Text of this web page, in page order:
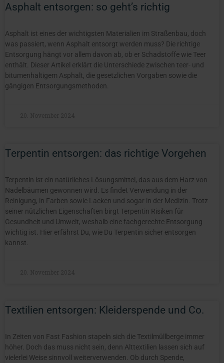
Asphalt entsorgen: so geht’s richtig
Asphalt ist eines der wichtigsten Materialien im Straßenbau, doch
was passiert, wenn Asphalt entsorgt werden muss? Die richtige
Entsorgung hängt vor allem davon ab, ob er Schadstoffe wie Teer
enthält. Dieser Artikel erklärt die Unterschiede zwischen teer- und
bitumenhaltigem Asphalt, die gesetzlichen Vorgaben sowie die
gängigen Entsorgungsmethoden.
Terpentin entsorgen: das richtige Vorgehen
Terpentin ist ein natürliches Lösungsmittel, das aus dem Harz von
Nadelbäumen gewonnen wird. Es findet Verwendung in der
Reinigung, in Farben sowie Lacken und sogar in der Medizin. Trotz
seiner nützlichen Eigenschaften birgt Terpentin Risiken für
Gesundheit und Umwelt, weshalb eine fachgerechte Entsorgung
wichtig ist. Hier erfährst Du, wie Du Terpentin sicher entsorgen
kannst.
Textilien entsorgen: Kleiderspende und Co.
In Zeiten von Fast Fashion stapeln sich die Textilmüllberge immer
höher. Doch das muss nicht sein, denn Alttextilien lassen sich auf
vielerlei Weise sinnvoll weiterverwenden. Ob durch Spende,